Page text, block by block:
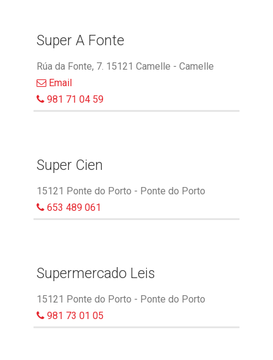
Super A Fonte
Rúa da Fonte, 7. 15121 Camelle - Camelle
Email
981 71 04 59
Super Cien
15121 Ponte do Porto - Ponte do Porto
653 489 061
Supermercado Leis
15121 Ponte do Porto - Ponte do Porto
981 73 01 05